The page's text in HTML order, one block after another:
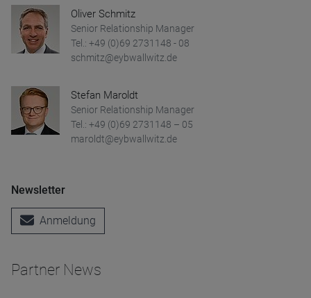
Oliver Schmitz
Senior Relationship Manager
Tel.: +49 (0)69 2731148 - 08
schmitz@eybwallwitz.de
Stefan Maroldt
Senior Relationship Manager
Tel.: +49 (0)69 2731148 – 05
maroldt@eybwallwitz.de
Newsletter
Anmeldung
Partner News